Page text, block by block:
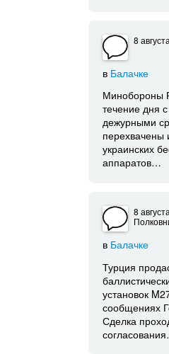
8
в Балачке
Минобороны
течение дня
дежурными
перехвачены
украинских
аппаратов…
8
в Балачке
Турция
установок
сообщениях
Сделка